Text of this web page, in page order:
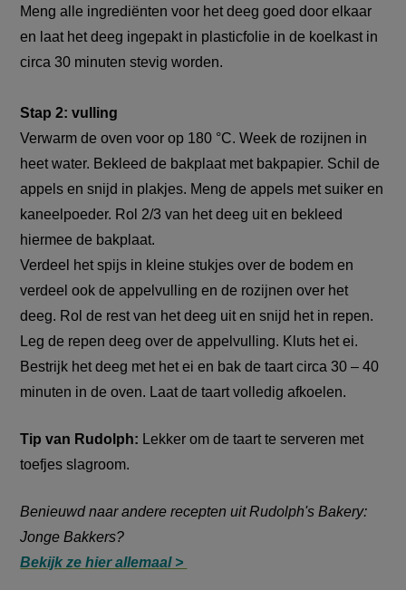
Meng alle ingrediënten voor het deeg goed door elkaar
en laat het deeg ingepakt in plasticfolie in de koelkast in
circa 30 minuten stevig worden.
Stap 2: vulling
Verwarm de oven voor op 180 °C. Week de rozijnen in
heet water. Bekleed de bakplaat met bakpapier. Schil de
appels en snijd in plakjes. Meng de appels met suiker en
kaneelpoeder. Rol 2/3 van het deeg uit en bekleed
hiermee de bakplaat.
Verdeel het spijs in kleine stukjes over de bodem en
verdeel ook de appelvulling en de rozijnen over het
deeg. Rol de rest van het deeg uit en snijd het in repen.
Leg de repen deeg over de appelvulling. Kluts het ei.
Bestrijk het deeg met het ei en bak de taart circa 30 – 40
minuten in de oven. Laat de taart volledig afkoelen.
Tip van Rudolph: Lekker om de taart te serveren met
toefjes slagroom.
Benieuwd naar andere recepten uit Rudolph's Bakery:
Jonge Bakkers?
Bekijk ze hier allemaal >